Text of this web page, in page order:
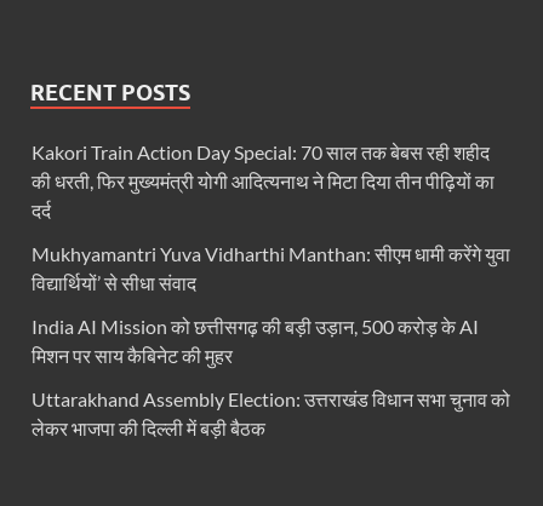
Jairam Ramesh On BJP: श्यामा प्रसाद मुखर्जी के
Kashi Tamil Sangamm: भारत सरकार भाषाई
Ayushman Yojana: मुख्यमंत्री ने 142 नवनियुक्त
Mutul Fund SIP: सिर्फ 2000 महीने जमा करके कैसे बन
Vande Matram In Parilament: वंदे मातरम पर संसद में
RECENT POSTS
Kakori Train Action Day Special: 70 साल तक बेबस रही शहीद
की धरती, फिर मुख्यमंत्री योगी आदित्यनाथ ने मिटा दिया तीन पीढ़ियों का
दर्द
Mukhyamantri Yuva Vidharthi Manthan: सीएम धामी करेंगे युवा
विद्यार्थियों’ से सीधा संवाद
India AI Mission को छत्तीसगढ़ की बड़ी उड़ान, 500 करोड़ के AI
मिशन पर साय कैबिनेट की मुहर
Uttarakhand Assembly Election: उत्तराखंड विधान सभा चुनाव को
लेकर भाजपा की दिल्ली में बड़ी बैठक